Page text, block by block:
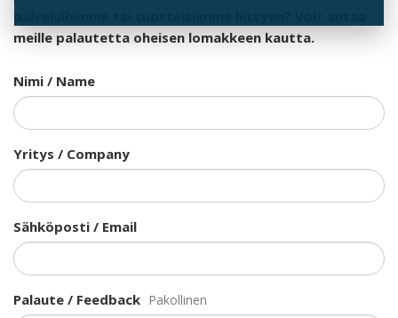
meille palautetta oheisen lomakkeen kautta.
Nimi / Name
Yritys / Company
Sähköposti / Email
Palaute / Feedback Pakollinen